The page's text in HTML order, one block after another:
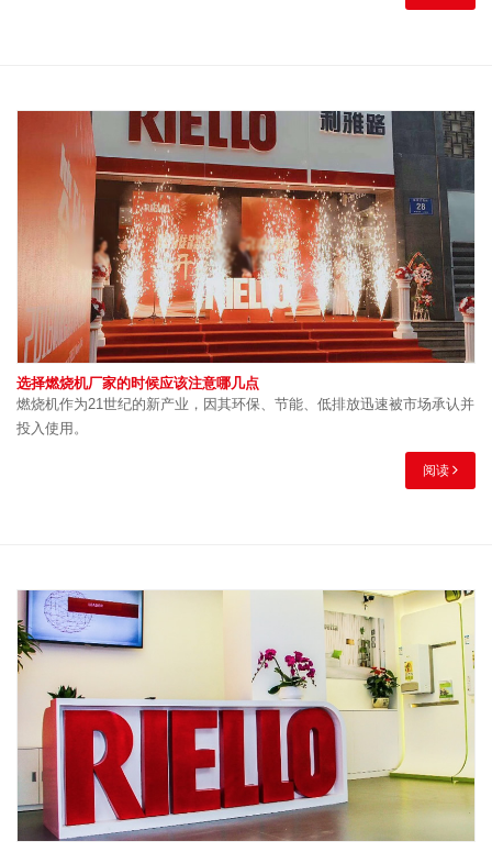
选择燃烧机厂家的时候应该注意哪几点
燃烧机作为21世纪的新产业，因其环保、节能、低排放迅速被市场承认并
投入使用。
阅读